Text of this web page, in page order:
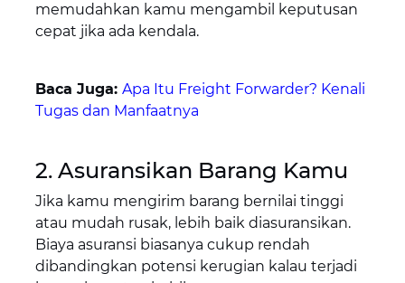
memudahkan kamu mengambil keputusan
cepat jika ada kendala.
Baca Juga: Apa Itu Freight Forwarder? Kenali
Tugas dan Manfaatnya
2. Asuransikan Barang Kamu
Jika kamu mengirim barang bernilai tinggi
atau mudah rusak, lebih baik diasuransikan.
Biaya asuransi biasanya cukup rendah
dibandingkan potensi kerugian kalau terjadi